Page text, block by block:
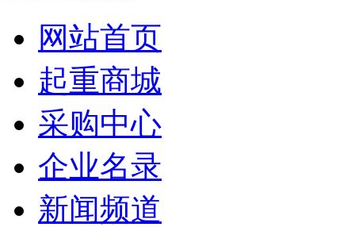
网站首页
起重商城
采购中心
企业名录
新闻频道